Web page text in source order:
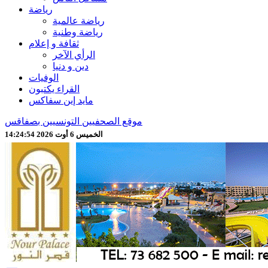
رياضة
رياضة عالمية
رياضة وطنية
ثقافة و إعلام
الرأي الآخر
دين و دنيا
الوفيات
القراء يكتبون
مايد إين سفاكس
موقع الصحفيين التونسيين بصفاقس
الخميس 6 أوت 2026 14:24:57